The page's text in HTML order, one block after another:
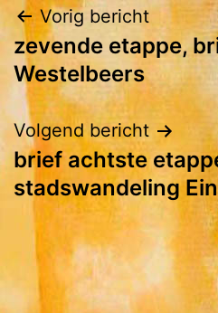
Bericht
navigatie
Vorig bericht
zevende etappe,
Westelbeers
Volgend bericht
brief achtste
stadswandeling